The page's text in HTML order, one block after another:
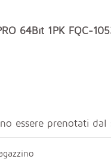
64Bit 1PK FQC-
essere prenotati